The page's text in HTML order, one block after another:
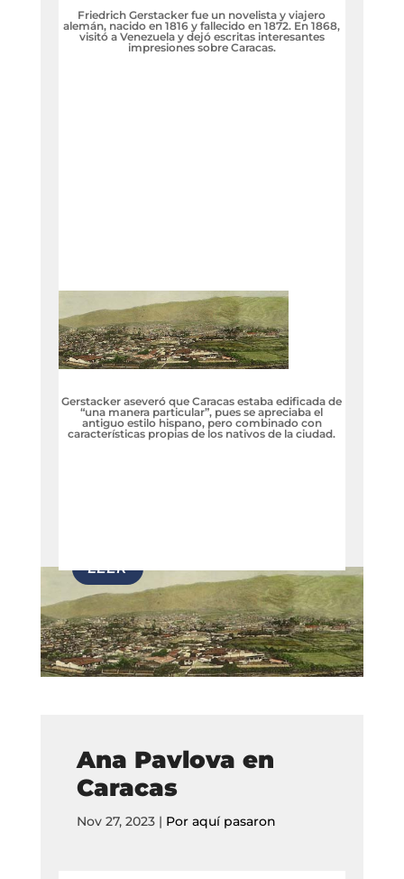
Friedrich Gerstacker fue un novelista y viajero
alemán, nacido en 1816 y fallecido en 1872. En 1868,
visitó a Venezuela y dejó escritas interesantes
impresiones sobre Caracas.
Gerstacker aseveró que Caracas estaba edificada de
“una manera particular”, pues se apreciaba el
antiguo estilo hispano, pero combinado con
características propias de los nativos de la ciudad.
Ana Pavlova en
Caracas
Nov 27, 2023| Por aquí pasaron